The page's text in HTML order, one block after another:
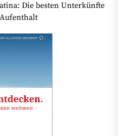
Die besten Unterkünfte